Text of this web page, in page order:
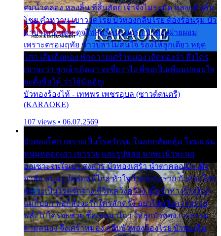
ตมน้ำคลอง หลงลิ้น ที่สิ้นสัตย์ เจ้าจึงไม่ระมัด หลงกลิ่นลิ้น
โชย คำหวาน เขาวาดโรย บัวทองกลีบโรย ต้องร้อนรุม บัว
มาบานก่อนตูม ดุจไฟสุมร้อนรุมอุรา บัวทองผ่ายผอม
เพราะตรอมฤทัย ข้าวปลาไม่สนใจ ร้องไห้ลูกเดียว หยุด
โศก เสียเถิดทอง พักความเศร้าหมอง เถิดทองจ๋า ถึงใคร
เขาจะว่า ลูกเจ้าเกิดมา จะชื่อว่าไง พี่ขอเป็นเพื่อนปลอบใจ
จะตั้งชื่อให้ ว่าไอ้บังเอิญ
บัวทองร้องไห้ - เทพพร เพชรอุบล (ซาวด์ดนตรี)
(KARAOKE)
107 views • 06.07.2569
บัวทองโศก เพราะเป็นโรครักรุม ในอกกลัดกลุ้ม โดนแฟน
หนุ่มหลอกเอา เขารวย และรูปหล่อ มาพะเน้าพะนอ
ออเซาะจนใจเบา สงสาร บัวทองเศร้า น้ำตาคลอเบ้า เฝ้า
อาลัย หนุ่มรูปหล่อหนีไกล หัวใจบัวทองระรวย บัวทองโศก
เพราะเป็นโรครักจาง ชีวิตเคว้งคว้าง เมื่อรักห่างร้างไกล
แม่ก็บอก พ่อก็สั่งจะรักใครสักครั้ง อย่าไปหวังความรวย
พลั้งไปใครจะช่วย ซื้อเปลมาไกว ให้ลูกบัวทอง เวรกรรม
ตามสนอง จึงเศร้าหมอง กลีบบัวทองต้องโรย บัวทองไม่